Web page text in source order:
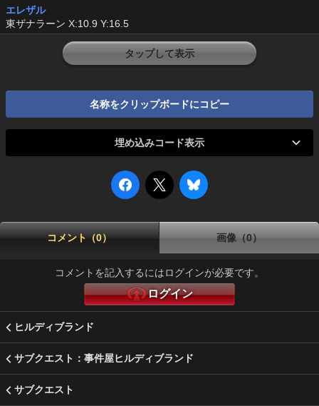
エレザル
東ザナラーン X:10.9 Y:16.5
タップして表示
名称をクリップボードにコピー
埋め込みコード表示
コメント（0） 画像（0）
コメントを記入するにはログインが必要です。
ログイン
ヒルディブランド
サブクエスト：事件屋ヒルディブランド
サブクエスト